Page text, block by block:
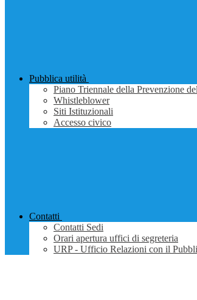
Pubblica utilità
Piano Triennale della Prevenzione
Whistleblower
Siti Istituzionali
Accesso civico
Contatti
Contatti Sedi
Orari apertura uffici di segreteria
URP - Ufficio Relazioni con il